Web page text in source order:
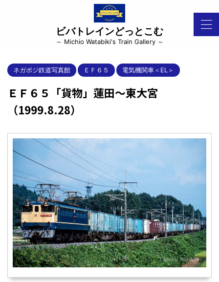
ビバトレインどっとこむ
～ Michio Watabiki's Train Gallery ～
ネガポジ鉄道写真館 ＥＦ６５ 電気機関車＜EL＞
ＥＦ６５「貨物」蓮田～東大宮
（1999.8.28）